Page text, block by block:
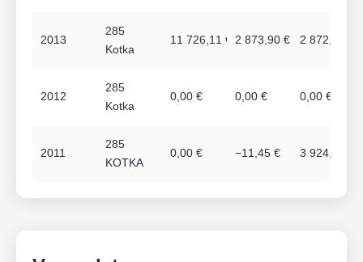
2013
285
Kotka
11 726,11 € 2 873,90 € 2 872,90 €
2012
285
Kotka
0,00 € 0,00 € 0,00 €
2011
285
KOTKA
0,00 € −11,45 € 3 924,82 €